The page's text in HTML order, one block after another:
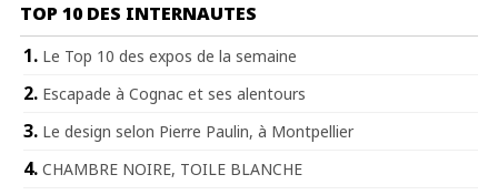
TOP 10 DES INTERNAUTES
Le Top 10 des expos de la semaine
Escapade à Cognac et ses alentours
Le design selon Pierre Paulin, à Montpellier
CHAMBRE NOIRE, TOILE BLANCHE